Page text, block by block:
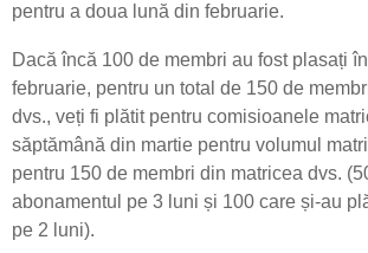
pentru a doua lună din februarie.
Dacă încă 100 de membri au fost plasați
februarie, pentru un total de 150 de
dvs., veți fi plătit pentru comisioanele
săptămână din martie pentru volumul
pentru 150 de membri din matricea dvs.
abonamentul pe 3 luni și 100 care și-au
pe 2 luni).